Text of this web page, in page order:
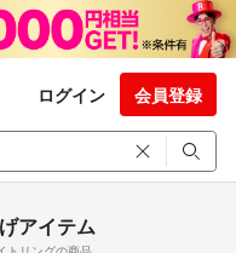
ログイン 会員登録
アイテム